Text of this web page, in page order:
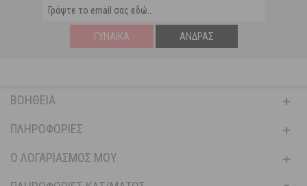
ΓΥΝΑΊΚΑ ΆΝΔΡΑΣ
ΒΟΉΘΕΙΑ
ΠΛΗΡΟΦΟΡΊΕΣ
Ο ΛΟΓΑΡΙΑΣΜΌΣ ΜΟΥ